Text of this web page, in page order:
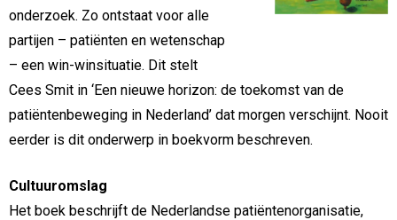
onderzoek. Zo ontstaat voor alle
partijen – patiënten en wetenschap
– een win-winsituatie. Dit stelt
Cees Smit in ‘Een nieuwe horizon: de toekomst van de
patiëntenbeweging in Nederland’ dat morgen verschijnt. Nooit
eerder is dit onderwerp in boekvorm beschreven.
Cultuuromslag
Het boek beschrijft de Nederlandse patiëntenorganisatie,